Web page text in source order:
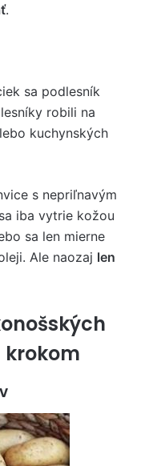
.
sa podlesník
robili na
kuchynských
s nepriľnavým
iba vytrie kožou
sa len mierne
Ale naozaj len
krokom